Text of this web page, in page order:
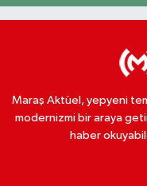
Maraş Aktüel, yepyeni
modernizmi bir araya
haber